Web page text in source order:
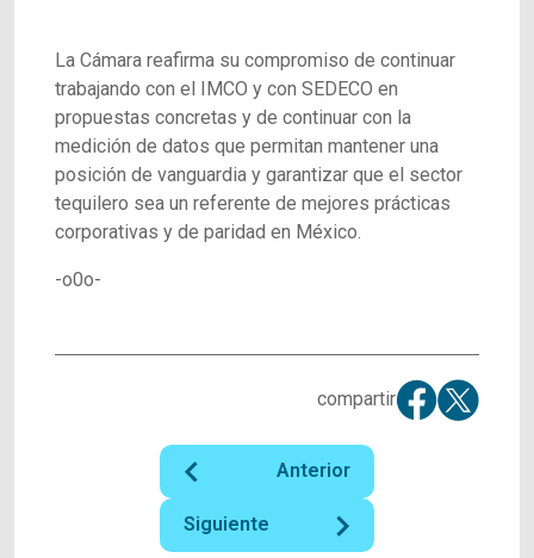
La Cámara reafirma su compromiso de continuar
trabajando con el IMCO y con SEDECO en
propuestas concretas y de continuar con la
medición de datos que permitan mantener una
posición de vanguardia y garantizar que el sector
tequilero sea un referente de mejores prácticas
corporativas y de paridad en México.
-o0o-
compartir
Anterior
Siguiente